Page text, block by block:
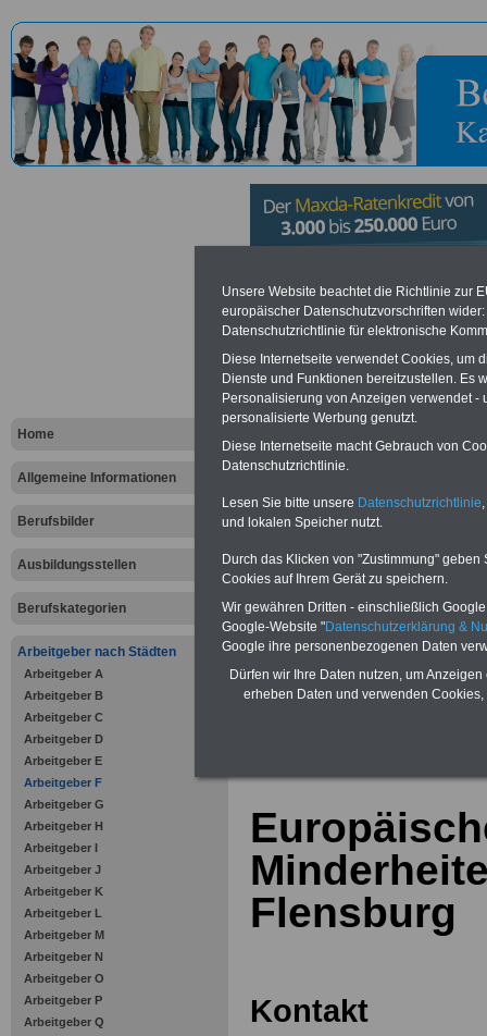
Home
Allgemeine Informationen
Berufsbilder
Ausbildungsstellen
Berufskategorien
Arbeitgeber nach Städten
Arbeitgeber A
Arbeitgeber B
Arbeitgeber C
Arbeitgeber D
Arbeitgeber E
Arbeitgeber F
Arbeitgeber G
Arbeitgeber H
Arbeitgeber I
Arbeitgeber J
Arbeitgeber K
Arbeitgeber L
Arbeitgeber M
Arbeitgeber N
Arbeitgeber O
Arbeitgeber P
Arbeitgeber Q
Flensburg
Vorteile für den öffentlichen
Vergleichen und sparen
Berufsunfähigkeitsabsicherung-
Krankenzusatzversicherung
Krankenkassen-
Zahnzusatzversicherung
Krankenversicherung
Flensburg
Kontakt
Unsere Website beachtet die Richtlinie zur
europäischer Datenschutzvorschriften
Datenschutzrichtlinie für elektronische
Diese Internetseite verwendet Cookies, um
Dienste und Funktionen bereitzustellen. Es
Personalisierung von Anzeigen verwendet
personalisierte Werbung genutzt.
Diese Internetseite macht Gebrauch von
Datenschutzrichtlinie.
Lesen Sie bitte unsere Datenschutzrichtlinie
und lokalen Speicher nutzt.
Durch das Klicken von "Zustimmung"
Cookies auf Ihrem Gerät zu speichern.
Wir gewähren Dritten - einschließlich
Google-Website "Datenschutzerklärung &
Google ihre personenbezogenen Daten
Dürfen wir Ihre Daten nutzen, um
erheben Daten und verwenden